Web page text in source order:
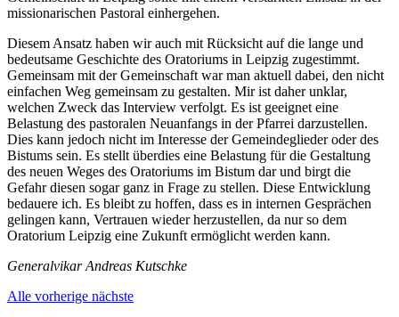
missionarischen Pastoral einhergehen.
Diesem Ansatz haben wir auch mit Rücksicht auf die lange und
bedeutsame Geschichte des Oratoriums in Leipzig zugestimmt.
Gemeinsam mit der Gemeinschaft war man aktuell dabei, den nicht
einfachen Weg gemeinsam zu gestalten. Mir ist daher unklar,
welchen Zweck das Interview verfolgt. Es ist geeignet eine
Belastung des pastoralen Neuanfangs in der Pfarrei darzustellen.
Dies kann jedoch nicht im Interesse der Gemeindeglieder oder des
Bistums sein. Es stellt überdies eine Belastung für die Gestaltung
des neuen Weges des Oratoriums im Bistum dar und birgt die
Gefahr diesen sogar ganz in Frage zu stellen. Diese Entwicklung
bedauere ich. Es bleibt zu hoffen, dass es in internen Gesprächen
gelingen kann, Vertrauen wieder herzustellen, da nur so dem
Oratorium Leipzig eine Zukunft ermöglicht werden kann.
Generalvikar Andreas Kutschke
Alle vorherige nächste